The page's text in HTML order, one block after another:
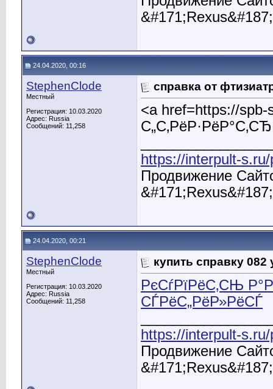
24.04.2020, 00:16
StephenClode
Местный
Регистрация: 10.03.2020
Адрес: Russia
Сообщений: 11,258
справка от
<a href=https://
https://interpult-
Продвижение
24.04.2020, 00:21
StephenClode
Местный
Регистрация: 10.03.2020
Адрес: Russia
Сообщений: 11,258
купить справку 082
РєСѓРїРёС‚СЊ
СЃРёС„РёР»РёСЃ
https://interpult-
Продвижение